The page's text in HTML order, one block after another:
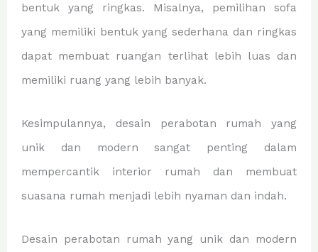
bentuk yang ringkas. Misalnya, pemilihan sofa
yang memiliki bentuk yang sederhana dan ringkas
dapat membuat ruangan terlihat lebih luas dan
memiliki ruang yang lebih banyak.
Kesimpulannya, desain perabotan rumah yang
unik dan modern sangat penting dalam
mempercantik interior rumah dan membuat
suasana rumah menjadi lebih nyaman dan indah.
Desain perabotan rumah yang unik dan modern